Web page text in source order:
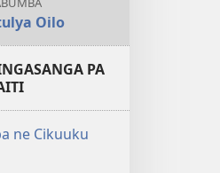
Oilo
PA
ne Cikuuku